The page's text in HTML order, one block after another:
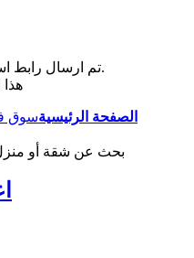
تم ارسال رابط استعادة كلمة المرور الى بريدك بنجاح.
الصفحة الرئيسية
بحث عن شقة أو